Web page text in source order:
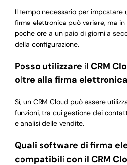
Il tempo necessario per impostare
firma elettronica può variare, ma
poche ore a un paio di giorni a
della configurazione.
Posso utilizzare il CRM
oltre alla firma
Sì, un CRM Cloud può essere
funzioni, tra cui gestione dei
e analisi delle vendite.
Quali software di firma
compatibili con il CRM